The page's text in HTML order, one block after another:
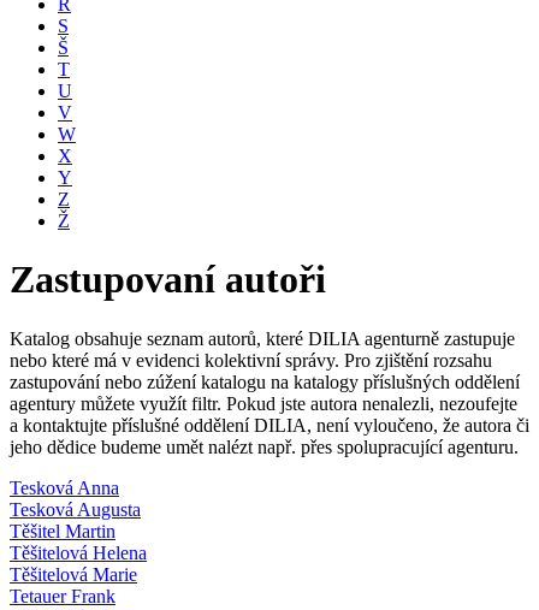
S
Š
T
U
V
W
X
Y
Z
Ž
Zastupovaní autoři
Katalog obsahuje seznam autorů, které DILIA agenturně zastupuje
nebo které má v evidenci kolektivní správy. Pro zjištění rozsahu
zastupování nebo zúžení katalogu na katalogy příslušných oddělení
agentury můžete využít filtr. Pokud jste autora nenalezli, nezoufejte
a kontaktujte příslušné oddělení DILIA, není vyloučeno, že autora či
jeho dědice budeme umět nalézt např. přes spolupracující agenturu.
Tesková Anna
Tesková Augusta
Těšitel Martin
Těšitelová Helena
Těšitelová Marie
Tetauer Frank